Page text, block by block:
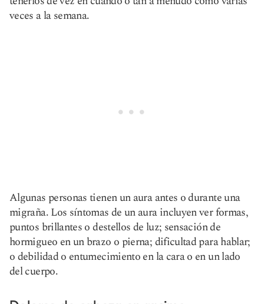
veces a la semana.
Algunas personas tienen un aura antes o durante una
migraña. Los síntomas de un aura incluyen ver formas,
puntos brillantes o destellos de luz; sensación de
hormigueo en un brazo o pierna; dificultad para hablar;
o debilidad o entumecimiento en la cara o en un lado
del cuerpo.